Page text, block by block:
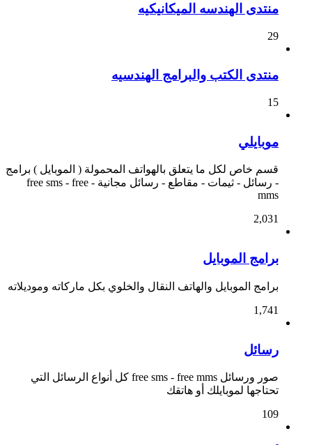
منتدى الهندسه الميكانيكيه
29
منتدى الكتب والبرامج الهندسيه
15
موبايلي
قسم خاص لكل ما يتعلق بالهواتف المحمولة ( الموبايل ) برامج
- رسائل - ثيمات - مقاطع - رسائل مجانية - free sms - free
mms
2,031
برامج الموبايل
برامج الموبايل والهاتف النقال والخلوي بكل ماركاته وموديلاته
1,741
رسائل
صور ورسائل free sms - free mms كل أنواع الرسائل التي
تحتاجها لموبايلك أو هاتقك
109